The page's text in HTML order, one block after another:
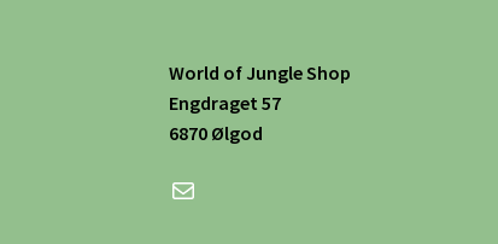
World of Jungle Shop
Engdraget 57
6870 Ølgod
Mail